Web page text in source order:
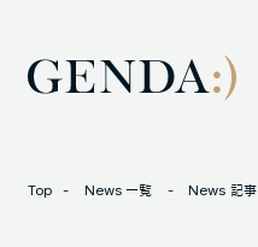
経営理念
インタビュー
Top News 一覧 News 記事